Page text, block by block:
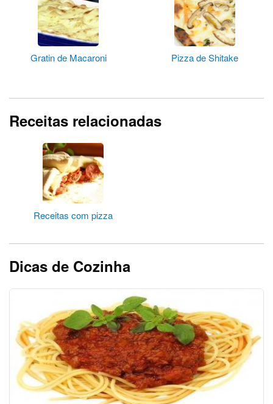
Gratin de Macaroni Pizza de Shitake
Receitas relacionadas
Receitas com pizza
Dicas de Cozinha